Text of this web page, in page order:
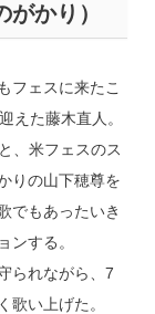
かり）
フェスに来たこ
えた藤木直人。
、米フェスのス
りの山下穂尊を
でもあったいき
ンする。
られながら、7
歌い上げた。